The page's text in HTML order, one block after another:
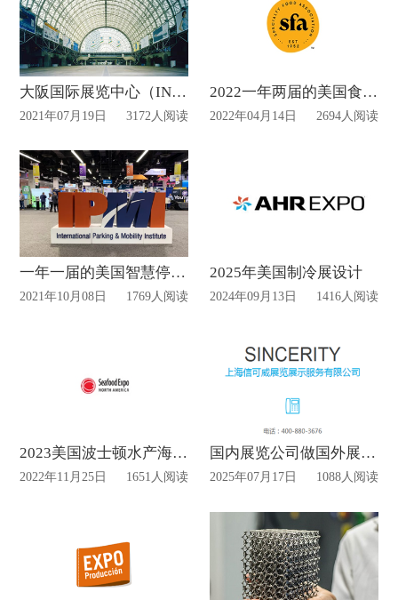
大阪国际展览中心（INTEX Osaka）
2021年07月19日 3172人阅读
2022一年两届的美国食品展览会将于六月中旬开幕！
2022年04月14日 2694人阅读
一年一届的美国智慧停车展览会IPMI将于十一月底开幕
2021年10月08日 1769人阅读
2025年美国制冷展设计
2024年09月13日 1416人阅读
2023美国波士顿水产海鲜及加工展览会三月中旬开展
2022年11月25日 1651人阅读
国内展览公司做国外展为什么要谨慎？
2025年07月17日 1088人阅读